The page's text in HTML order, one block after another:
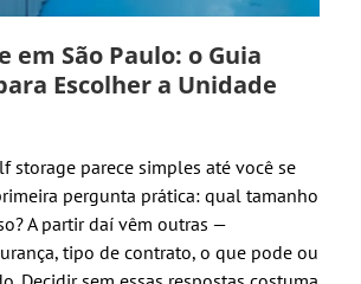
em São Paulo: o Guia
Escolher a Unidade
storage parece simples até você se
pergunta prática: qual tamanho
A partir daí vêm outras —
tipo de contrato, o que pode ou